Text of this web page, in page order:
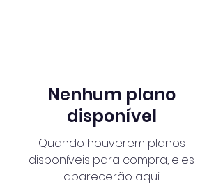
Nenhum plano
disponível
Quando houverem planos
disponíveis para compra, eles
aparecerão aqui.